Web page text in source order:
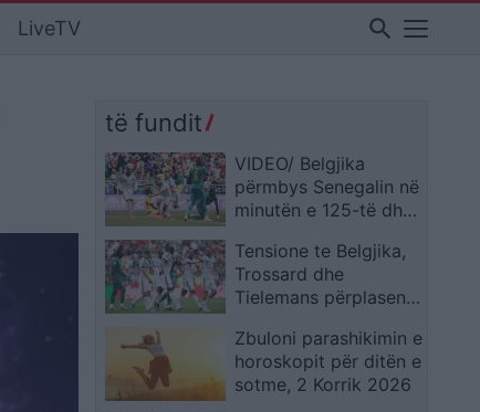
LiveTV search
të fundit
VIDEO/ Belgjika
përmbys Senegalin në
minutën e 125-të dhe
1/8 e finales
Tensione te Belgjika,
Trossard dhe
Tielemans përplasen
Zbuloni parashikimin e
horoskopit për ditën e
sotme, 2 Korrik 2026